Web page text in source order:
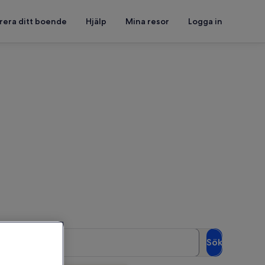
ditt boende Hjälp Mina resor Logga in
Sök